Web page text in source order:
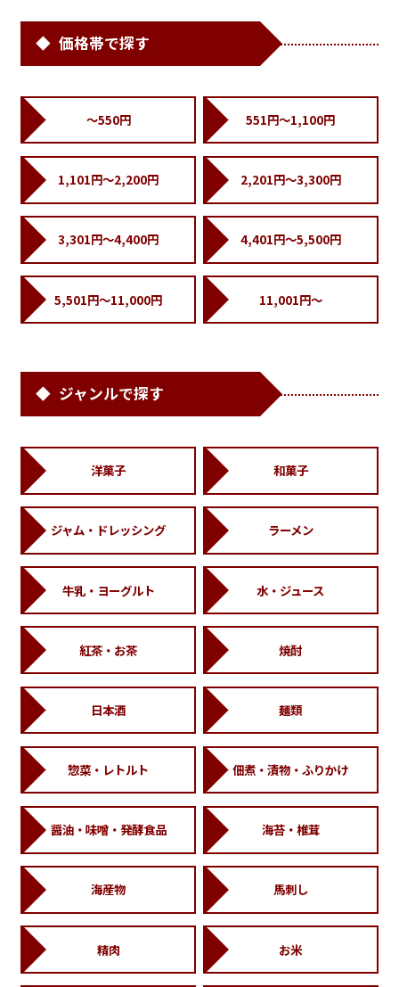
価格帯で探す
～550円 551円～1,100円
1,101円～2,200円 2,201円～3,300円
3,301円～4,400円 4,401円～5,500円
5,501円～11,000円 11,001円～
ジャンルで探す
洋菓子 和菓子
ジャム・ドレッシング ラーメン
牛乳・ヨーグルト 水・ジュース
紅茶・お茶 焼酎
日本酒 麺類
惣菜・レトルト 佃煮・漬物・ふりかけ
醤油・味噌・発酵食品 海苔・椎茸
海産物 馬刺し
精肉 お米